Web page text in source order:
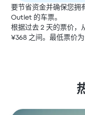
要节省资金并确保您拥
Outlet 的车票。
根据过去 2 天的票价，
¥368 之间。最低票价